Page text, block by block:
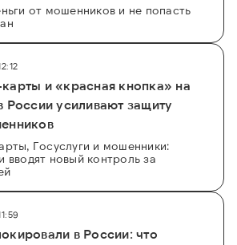
от мошенников и не попасть
и «красная кнопка» на
России усиливают защиту
Госуслуги и мошенники:
вводят новый контроль за
в России: что